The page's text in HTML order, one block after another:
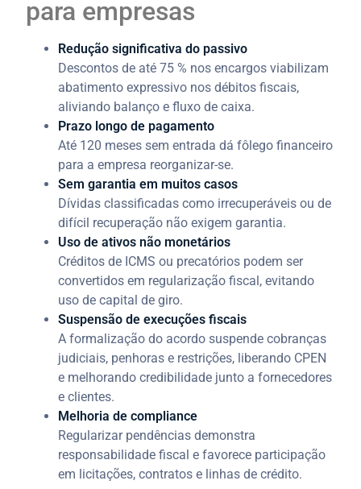
para empresas
Redução significativa do passivo
Descontos de até 75 % nos encargos viabilizam
abatimento expressivo nos débitos fiscais,
aliviando balanço e fluxo de caixa.
Prazo longo de pagamento
Até 120 meses sem entrada dá fôlego financeiro
para a empresa reorganizar-se.
Sem garantia em muitos casos
Dívidas classificadas como irrecuperáveis ou de
difícil recuperação não exigem garantia.
Uso de ativos não monetários
Créditos de ICMS ou precatórios podem ser
convertidos em regularização fiscal, evitando
uso de capital de giro.
Suspensão de execuções fiscais
A formalização do acordo suspende cobranças
judiciais, penhoras e restrições, liberando CPEN
e melhorando credibilidade junto a fornecedores
e clientes.
Melhoria de compliance
Regularizar pendências demonstra
responsabilidade fiscal e favorece participação
em licitações, contratos e linhas de crédito.